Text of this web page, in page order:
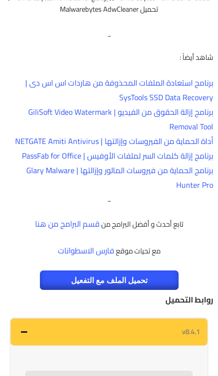
تحميل Malwarebytes AdwCleaner
_
شاهد أيضاً :
برنامج استعادة الملفات المحذوفة من هاردات اس اس دى |
SysTools SSD Data Recovery
برنامج إزالة الحقوق من الفيديو | GiliSoft Video Watermark
Removal Tool
أداة الحماية من الفيروسات وإزالتها | NETGATE Amiti Antivirus
برنامج إزالة كلمات السر لملفات الأوفيس | PassFab for Office
برنامج الحماية من فيروسات المالور وإزالتها | Glary Malware
Hunter Pro
_
تابع أحدث و أفضل البرامج منقسم البرامج من هنا
مع تحيات موقعفارس الاسطوانات
تحميل الملف مع التفعيل
روابط التحميل
v8.4.1